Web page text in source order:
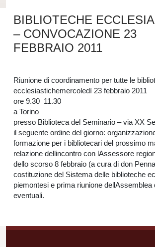
BIBLIOTECHE
– CONVOCAZIONE 23
FEBBRAIO 2011
Riunione di coordinamento per tutte le
ecclesiastichemercoledì 23 febbraio 2011
ore 9.30  11.30
a Torino
presso Biblioteca del Seminario – via XX
il seguente ordine del giorno:
formazione per i bibliotecari del prossimo
relazione dellincontro con lAssessore
dello scorso 8 febbraio (a cura di don
costituzione del Sistema delle biblioteche
piemontesi e prima riunione
eventuali.
Navigazione